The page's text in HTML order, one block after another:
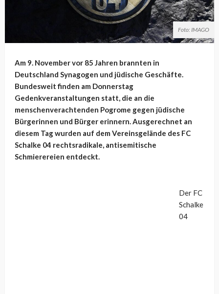
Foto: IMAGO
Am 9. November vor 85 Jahren brannten in
Deutschland Synagogen und jüdische Geschäfte.
Bundesweit finden am Donnerstag
Gedenkveranstaltungen statt, die an die
menschenverachtenden Pogrome gegen jüdische
Bürgerinnen und Bürger erinnern. Ausgerechnet an
diesem Tag wurden auf dem Vereinsgelände des FC
Schalke 04 rechtsradikale, antisemitische
Schmierereien entdeckt.
Der FC
Schalke
04